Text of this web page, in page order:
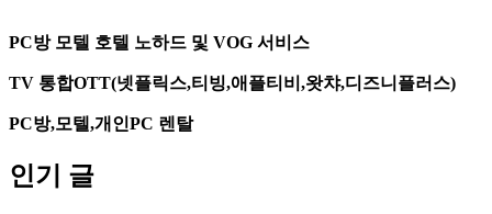
PC방 모텔 호텔 노하드 및 VOG 서비스
TV 통합OTT(넷플릭스,티빙,애플티비,왓챠,디즈니플러스)
PC방,모텔,개인PC 렌탈
인기 글